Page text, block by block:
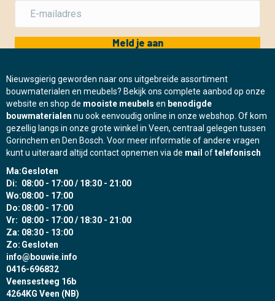
Meld je aan
Nieuwsgierig geworden naar ons uitgebreide assortiment
bouwmaterialen en meubels? Bekijk ons complete aanbod op onze
website en shop de mooiste meubels en benodigde
bouwmaterialen nu ook eenvoudig online in onze webshop. Of kom
gezellig langs in onze grote winkel in Veen, centraal gelegen tussen
Gorinchem en Den Bosch. Voor meer informatie of andere vragen
kunt u uiteraard altijd contact opnemen via de mail oftelefonisch
Ma:Gesloten
Di: 08:00 - 17:00 / 18:30 - 21:00
Wo:08:00 - 17:00
Do: 08:00 - 17:00
Vr: 08:00 - 17:00 / 18:30 - 21:00
Za: 08:30 - 13:00
Zo: Gesloten
info@bouwie.info
0416-696832
Veensesteeg 16b
4264KG Veen (NB)